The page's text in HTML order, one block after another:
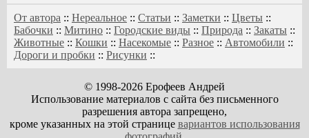
От автора :: Нереальное :: Статьи :: Заметки :: Цветы ::
Бабочки :: Митино :: Городские виды :: Природа :: Закаты ::
Животные :: Кошки :: Насекомые :: Разное :: Автомобили ::
Дороги и пробки :: Рисунки ::
© 1998-2026 Ерофеев Андрей
Использование материалов с сайта без письменного
разрешения автора запрещено,
кроме указанных на этой странице вариантов использования